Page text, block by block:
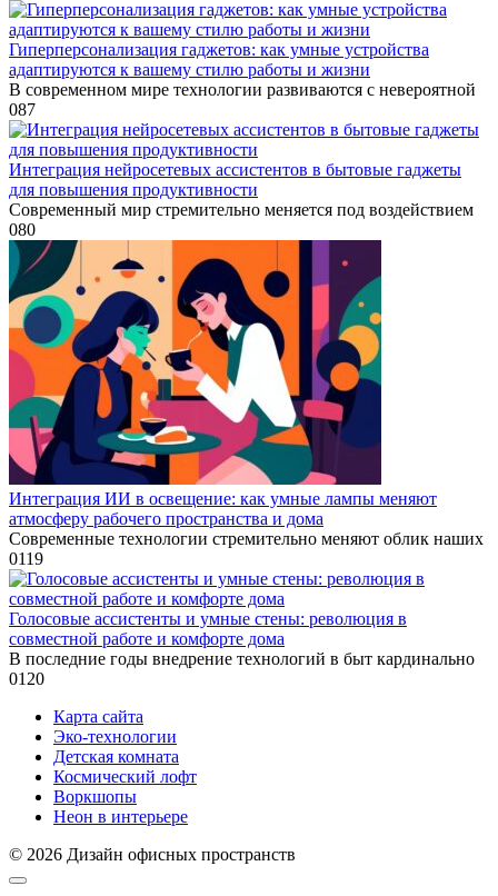
Гиперперсонализация гаджетов: как умные устройства
адаптируются к вашему стилю работы и жизни
В современном мире технологии развиваются с невероятной
087
Интеграция нейросетевых ассистентов в бытовые гаджеты
для повышения продуктивности
Современный мир стремительно меняется под воздействием
080
Интеграция ИИ в освещение: как умные лампы меняют
атмосферу рабочего пространства и дома
Современные технологии стремительно меняют облик наших
0119
Голосовые ассистенты и умные стены: революция в
совместной работе и комфорте дома
В последние годы внедрение технологий в быт кардинально
0120
Карта сайта
Эко-технологии
Детская комната
Космический лофт
Воркшопы
Неон в интерьере
© 2026 Дизайн офисных пространств